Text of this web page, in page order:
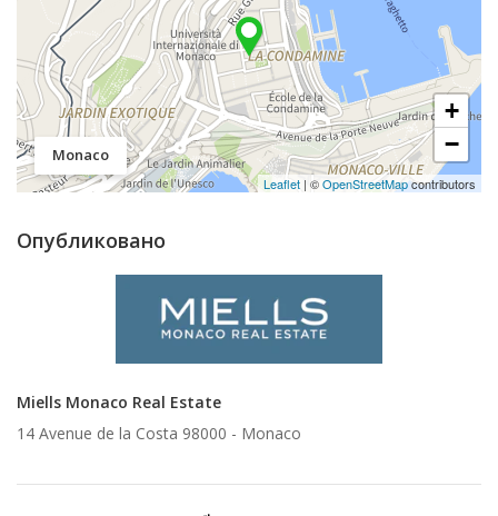
Monaco
+
−
Leaflet | ©OpenStreetMapcontributors
Опубликовано
Miells Monaco Real Estate
14 Avenue de la Costa 98000 - Monaco